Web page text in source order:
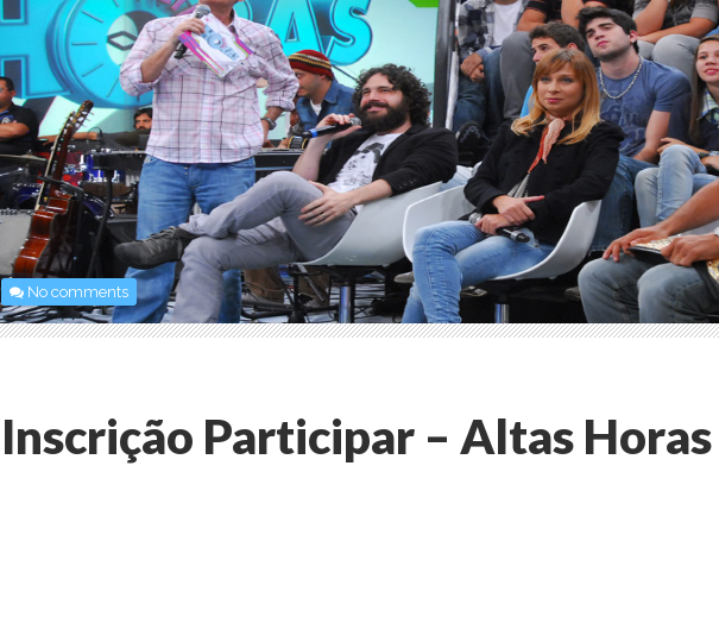
No comments
Inscrição Participar – Altas Horas